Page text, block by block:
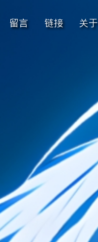
留言 链接 关于